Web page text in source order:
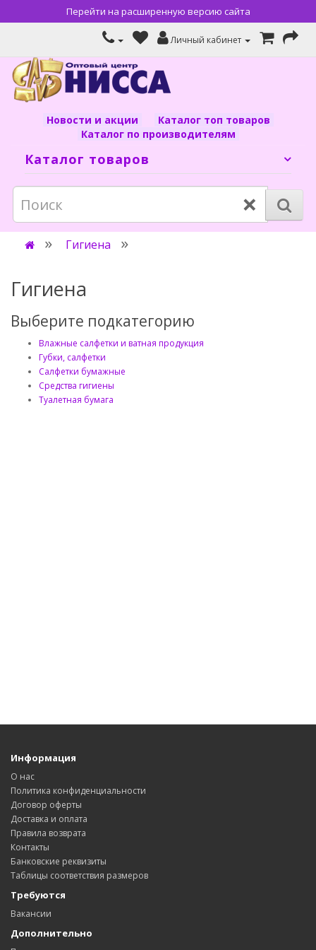
Перейти на расширенную версию сайта
Личный кабинет
Новости и акции
Каталог топ товаров
Каталог по производителям
Каталог товаров
×
Гигиена
Гигиена
Выберите подкатегорию
Влажные салфетки и ватная продукция
Губки, салфетки
Салфетки бумажные
Средства гигиены
Туалетная бумага
Информация
О нас
Политика конфиденциальности
Договор оферты
Доставка и оплата
Правила возврата
Контакты
Банковские реквизиты
Таблицы соответствия размеров
Требуются
Вакансии
Дополнительно